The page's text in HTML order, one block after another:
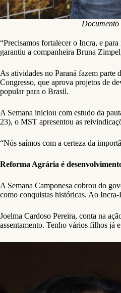
“Precisamos fortalecer o Incra, e
garantiu a companheira Bruna
As atividades no Paraná fazem parte
Congresso, que aprova projetos de
popular para o Brasil.
A Semana iniciou com estudo da
23), o MST apresentou as
“Nós saímos com a certeza da
Reforma Agrária é
A Semana Camponesa cobrou do
como conquistas históricas. Ao
Joelma Cardoso Pereira, conta na
assentamento. Tenho vários filhos já